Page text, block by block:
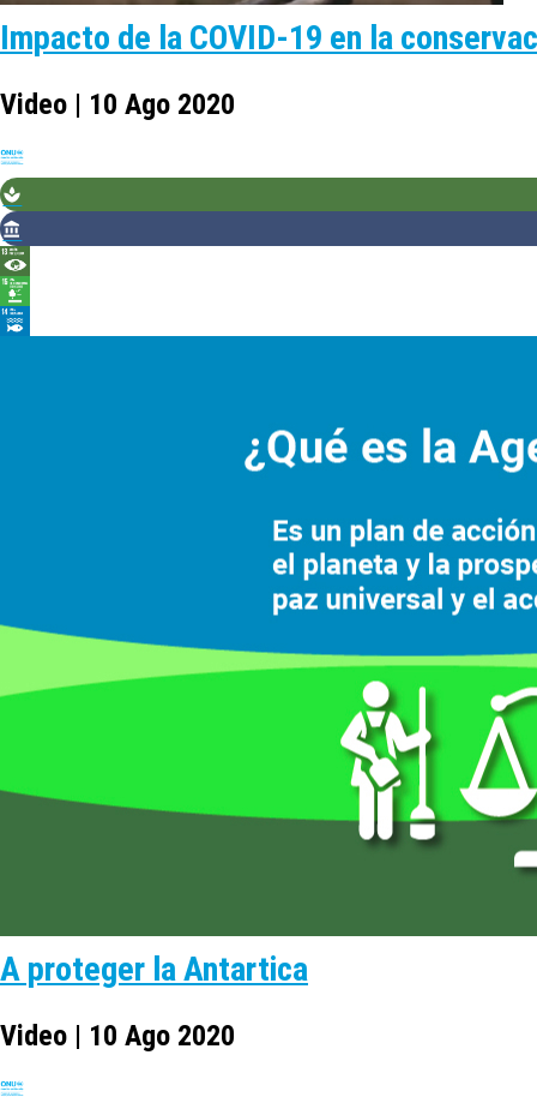
Impacto de la COVID-19 en la
Video | 10 Ago 2020
A proteger la Antartica
Video | 10 Ago 2020